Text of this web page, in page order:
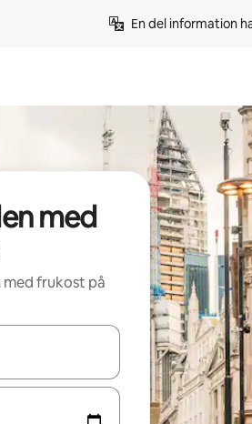
En del information
med
frukost på
navigera med upp- och nedåtpilarna